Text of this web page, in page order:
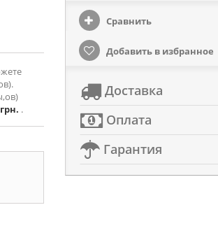
.
Сравнить
Добавить в избранное
Доставка
Оплата
Гарантия